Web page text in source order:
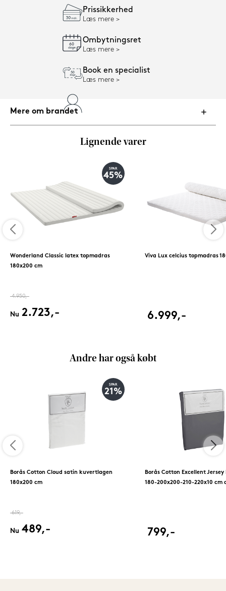
Prissikkerhed
Læs mere
Ombytningsret
Læs mere
Book en specialist
Læs mere
Mere om brandet
Lignende varer
SPAR
45%
Wonderland Classic latex topmadras
180x200 cm
4.950,-
Nu 2.723,-
Viva Lux celcius topmadras
6.999,-
Andre har også købt
SPAR
21%
Borås Cotton Cloud satin kuvertlagen
180x200 cm
619,-
Nu 489,-
Borås Cotton Excellent
180-200x200-210-220x10 cm
799,-